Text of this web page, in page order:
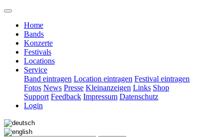
Home
Bands
Konzerte
Festivals
Locations
Service
Band eintragen Location eintragen Festival eintragen
Fotos News Presse Kleinanzeigen Links Shop
Support Feedback Impressum Datenschutz
Login